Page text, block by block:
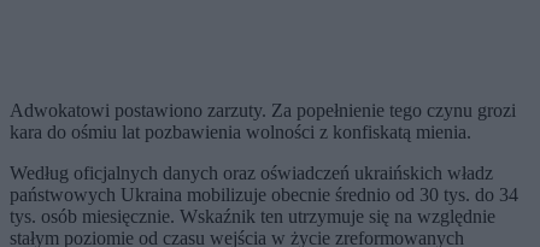
Adwokatowi postawiono zarzuty. Za popełnienie tego czynu grozi
kara do ośmiu lat pozbawienia wolności z konfiskatą mienia.
Według oficjalnych danych oraz oświadczeń ukraińskich władz
państwowych Ukraina mobilizuje obecnie średnio od 30 tys. do 34
tys. osób miesięcznie. Wskaźnik ten utrzymuje się na względnie
stałym poziomie od czasu wejścia w życie zreformowanych